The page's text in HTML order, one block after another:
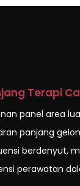
Terapi
panel area
panjang
berdenyut,
perawatan